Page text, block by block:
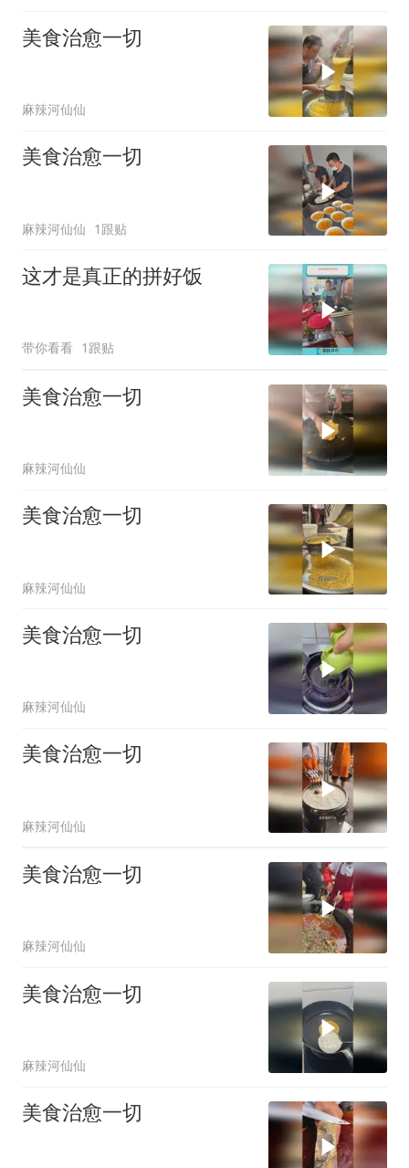
美食治愈一切
麻辣河仙仙
美食治愈一切
麻辣河仙仙 1跟贴
这才是真正的拼好饭
带你看看 1跟贴
美食治愈一切
麻辣河仙仙
美食治愈一切
麻辣河仙仙
美食治愈一切
麻辣河仙仙
美食治愈一切
麻辣河仙仙
美食治愈一切
麻辣河仙仙
美食治愈一切
麻辣河仙仙
美食治愈一切